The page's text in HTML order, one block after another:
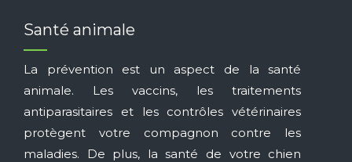
Santé animale
La prévention est un aspect de la santé
animale. Les vaccins, les traitements
antiparasitaires et les contrôles vétérinaires
protègent votre compagnon contre les
maladies. De plus, la santé de votre chien